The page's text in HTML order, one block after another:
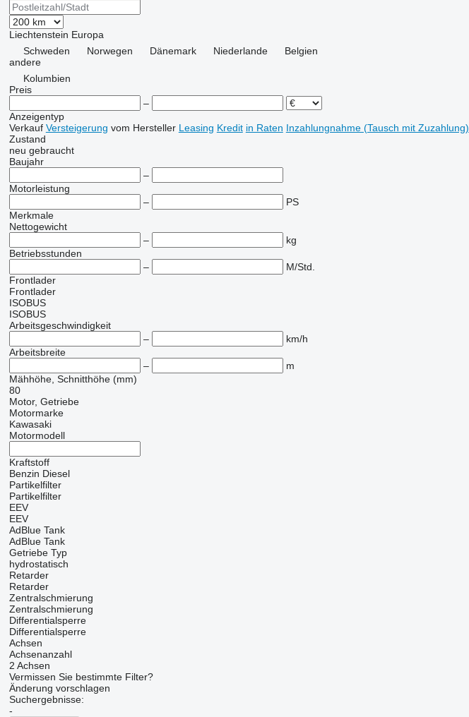
Liechtenstein Europa
Schweden
Norwegen Dänemark Niederlande
Belgien
andere
Kolumbien
Preis
–
Anzeigentyp
Verkauf Versteigerung vom Hersteller Leasing Kredit in Raten Inzahlungnahme (Tausch mit Zuzahlung)
Zustand
neu gebraucht
Baujahr
–
Motorleistung
–
PS
Merkmale
Nettogewicht
–
kg
Betriebsstunden
–
M/Std.
Frontlader
Frontlader
ISOBUS
ISOBUS
Arbeitsgeschwindigkeit
–
km/h
Arbeitsbreite
–
m
Mähhöhe, Schnitthöhe (mm)
80
Motor, Getriebe
Motormarke
Kawasaki
Motormodell
Kraftstoff
Benzin Diesel
Partikelfilter
Partikelfilter
EEV
EEV
AdBlue Tank
AdBlue Tank
Getriebe Typ
hydrostatisch
Retarder
Retarder
Zentralschmierung
Zentralschmierung
Differentialsperre
Differentialsperre
Achsen
Achsenanzahl
2 Achsen
Vermissen Sie bestimmte Filter?
Änderung vorschlagen
Suchergebnisse:
-